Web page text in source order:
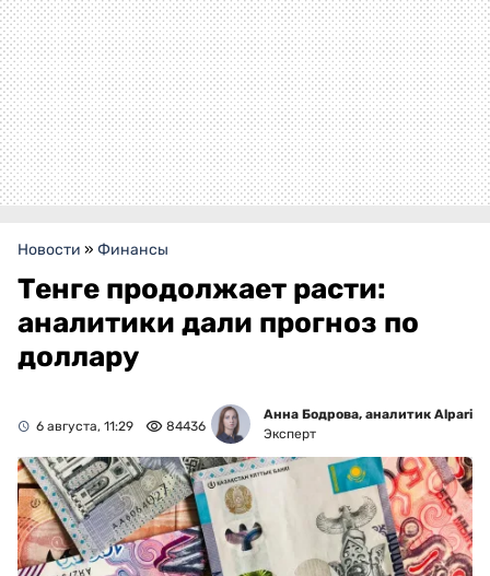
Новости » Финансы
Тенге продолжает расти:
аналитики дали прогноз по
доллару
6 августа, 11:29 84436
Анна Бодрова, аналитик Alpari
Эксперт